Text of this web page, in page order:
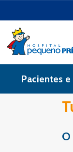
Pacientes
O